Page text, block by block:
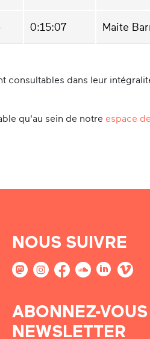
0:15:07 Maite
consultables dans leur
qu'au sein de notre espace de
NOUS SUIVRE
ABONNEZ-
NEWSLETTER